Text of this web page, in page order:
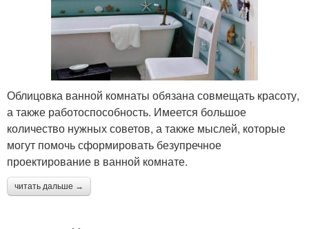
Облицовка ванной комнаты обязана совмещать красоту,
а также работоспособность. Имеется большое
количество нужных советов, а также мыслей, которые
могут помочь сформировать безупречное
проектирование в ванной комнате.
читать дальше →